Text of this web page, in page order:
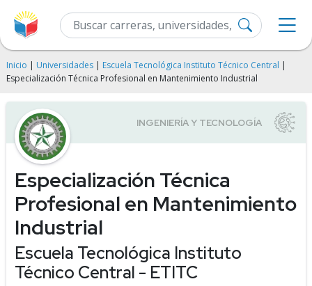
Inicio | Universidades | Escuela Tecnológica Instituto Técnico Central |
Especialización Técnica Profesional en Mantenimiento Industrial
Especialización Técnica
Profesional en Mantenimiento
Industrial
Escuela Tecnológica Instituto
Técnico Central - ETITC